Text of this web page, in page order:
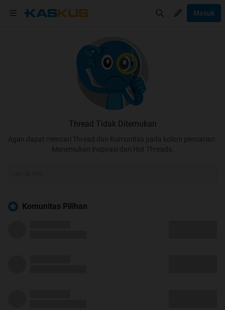
Masuk
Thread Tidak Ditemukan
Agan dapat mencari Thread dan Komunitas pada kolom pencarian.
Menemukan inspirasi dari Hot Threads.
Komunitas Pilihan